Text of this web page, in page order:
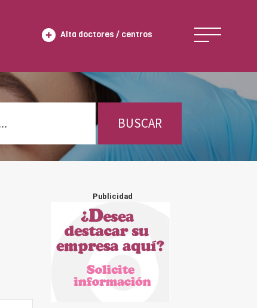
Alta doctores / centros
BUSCAR
Publicidad